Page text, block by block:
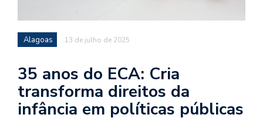
Alagoas 13 de julho de 2025
35 anos do ECA: Cria
transforma direitos da
infância em políticas públicas